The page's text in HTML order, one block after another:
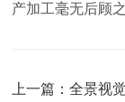
产加工毫无后顾
上一篇：全景视